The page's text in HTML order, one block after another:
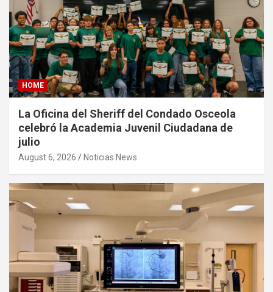
HOME
La Oficina del Sheriff del Condado Osceola
celebró la Academia Juvenil Ciudadana de
julio
August 6, 2026 Noticias News